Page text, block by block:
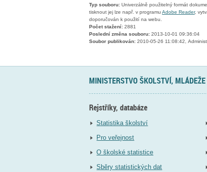
Typ souboru: Univerzálně použitelný formát
tisknout jej lze např. v programu Adobe Reader,
doporučován k použití na webu.
Počet stažení: 2881
Poslední změna souboru: 2013-10-01 09:36:04
Soubor publikován: 2010-05-26 11:08:42,
MINISTERSTVO ŠKOLSTVÍ,
Rejstříky, databáze
Statistika školství
Pro veřejnost
O školské statistice
Sběry statistických dat